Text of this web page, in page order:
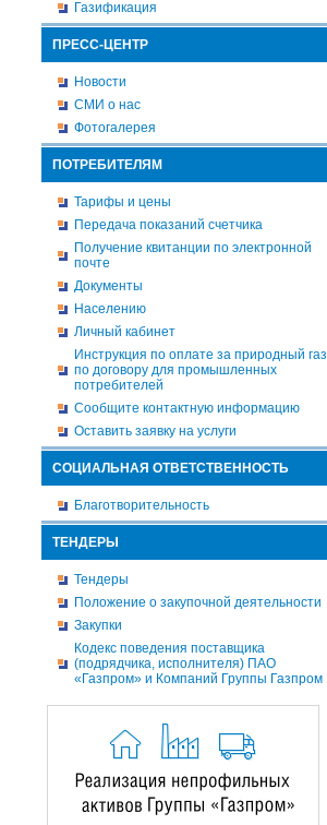
Газификация
ПРЕСС-ЦЕНТР
Новости
СМИ о нас
Фотогалерея
ПОТРЕБИТЕЛЯМ
Тарифы и цены
Передача показаний счетчика
Получение квитанции по электронной
почте
Документы
Населению
Личный кабинет
Инструкция по оплате за природный газ
по договору для промышленных
потребителей
Сообщите контактную информацию
Оставить заявку на услуги
СОЦИАЛЬНАЯ ОТВЕТСТВЕННОСТЬ
Благотворительность
ТЕНДЕРЫ
Тендеры
Положение о закупочной деятельности
Закупки
Кодекс поведения поставщика
(подрядчика, исполнителя) ПАО
«Газпром» и Компаний Группы Газпром